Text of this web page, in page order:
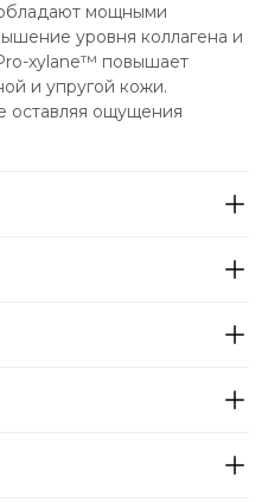
мощными
уровня коллагена и
xylane™ повышает
и упругой кожи.
оставляя ощущения